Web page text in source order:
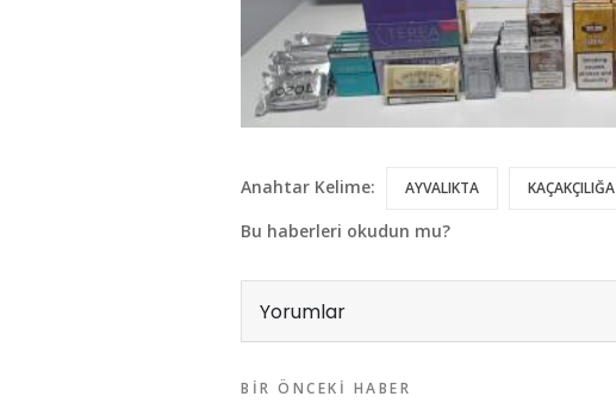
Anahtar Kelime: AYVALIKTA KAÇAKÇILIĞA
Bu haberleri okudun mu?
Yorumlar
BIR ÖNCEKI HABER